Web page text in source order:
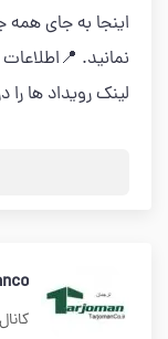
نمانید.
لینک رویداد ها را